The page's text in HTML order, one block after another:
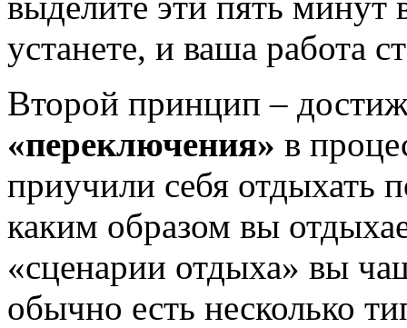
устанете, и ваша работа
Второй принцип –
«переключения» в
приучили себя отдыхать
каким образом вы
«сценарии отдыха» вы
обычно есть несколько